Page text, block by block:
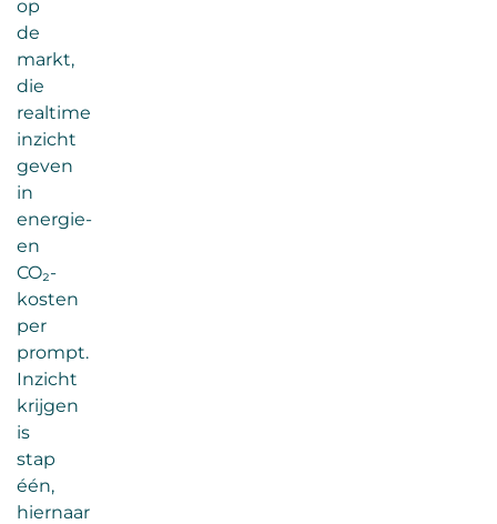
op
de
markt,
die
realtime
inzicht
geven
in
energie-
en
CO₂-
kosten
per
prompt.
Inzicht
krijgen
is
stap
één,
hiernaar